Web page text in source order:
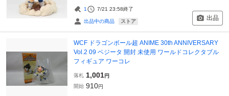
1 7/21 23:58終了
出品中の商品 ストア 出品
WCF ドラゴンボール超 ANIME 30th ANNIVERSARY
Vol.2 09 ベジータ 開封 未使用 ワールドコレクタブル
フィギュア ワーコレ
落札 1,001円
開始 910円